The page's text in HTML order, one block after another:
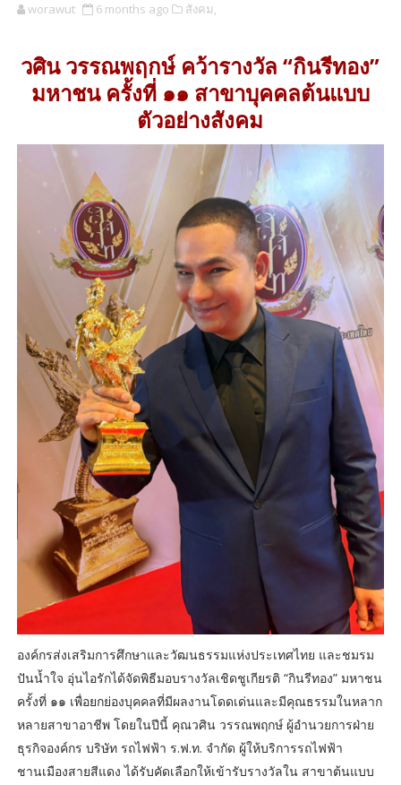
worawut 6 months ago สังคม,
วศิน วรรณพฤกษ์ คว้ารางวัล “กินรีทอง”
มหาชน ครั้งที่ ๑๑ สาขาบุคคลต้นแบบ
ตัวอย่างสังคม
องค์กรส่งเสริมการศึกษาและวัฒนธรรมแห่งประเทศไทย และชมรม
ปันน้ำใจ อุ่นไอรักได้จัดพิธีมอบรางวัลเชิดชูเกียรติ “กินรีทอง” มหาชน
ครั้งที่ ๑๑ เพื่อยกย่องบุคคลที่มีผลงานโดดเด่นและมีคุณธรรมในหลาก
หลายสาขาอาชีพ โดยในปีนี้ คุณวศิน วรรณพฤกษ์ ผู้อำนวยการฝ่าย
ธุรกิจองค์กร บริษัท รถไฟฟ้า ร.ฟ.ท. จำกัด ผู้ให้บริการรถไฟฟ้า
ชานเมืองสายสีแดง ได้รับคัดเลือกให้เข้ารับรางวัลใน สาขาต้นแบบ